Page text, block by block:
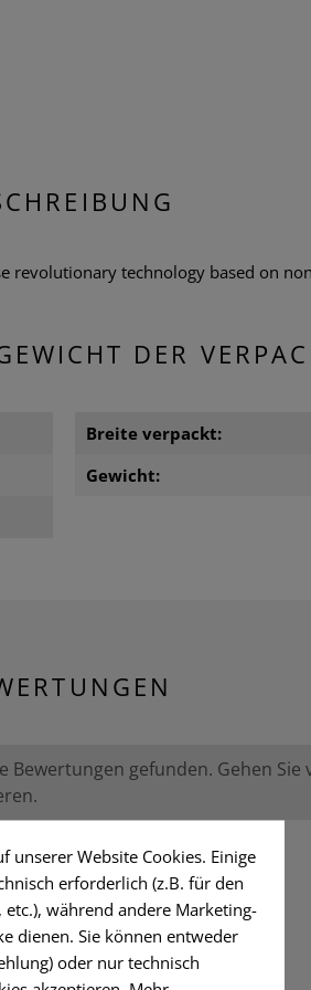
revolutionary technology based on
DER
Breite verpackt:
Gewicht:
Bewertungen gefunden. Gehen
unserer Website Cookies. Einige
erforderlich (z.B. für den
während andere Marketing-
dienen. Sie können entweder
oder nur technisch